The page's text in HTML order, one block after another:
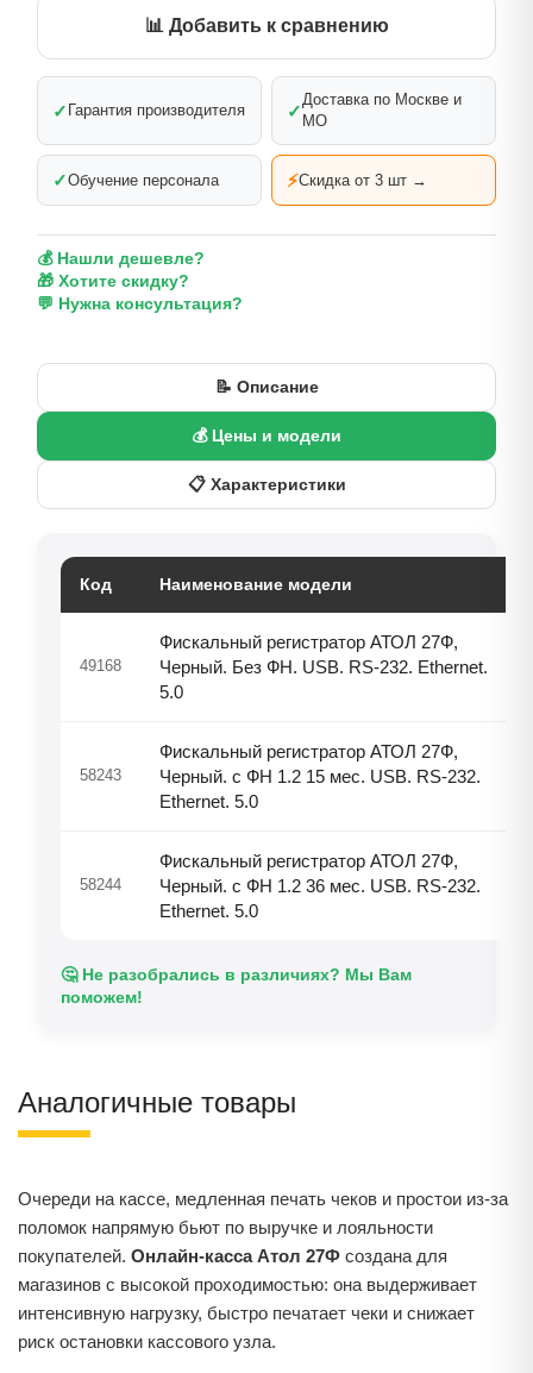
📊 Добавить к сравнению
✓ Гарантия производителя ✓
Доставка по Москве и
МО
✓Обучение персонала ⚡Скидка от 3 шт →
💰 Нашли дешевле?
🎁 Хотите скидку?
💬 Нужна консультация?
📝 Описание
💰 Цены и модели
📋 Характеристики
Код Наименование модели
49168
Фискальный регистратор АТОЛ 27Ф,
Черный. Без ФН. USB. RS-232. Ethernet.
5.0
58243
Фискальный регистратор АТОЛ 27Ф,
Черный. с ФН 1.2 15 мес. USB. RS-232.
Ethernet. 5.0
58244
Фискальный регистратор АТОЛ 27Ф,
Черный. с ФН 1.2 36 мес. USB. RS-232.
Ethernet. 5.0
🤔 Не разобрались в различиях? Мы Вам
поможем!
Аналогичные товары
Очереди на кассе, медленная печать чеков и простои из-за
поломок напрямую бьют по выручке и лояльности
покупателей. Онлайн-касса Атол 27Ф создана для
магазинов с высокой проходимостью: она выдерживает
интенсивную нагрузку, быстро печатает чеки и снижает
риск остановки кассового узла.